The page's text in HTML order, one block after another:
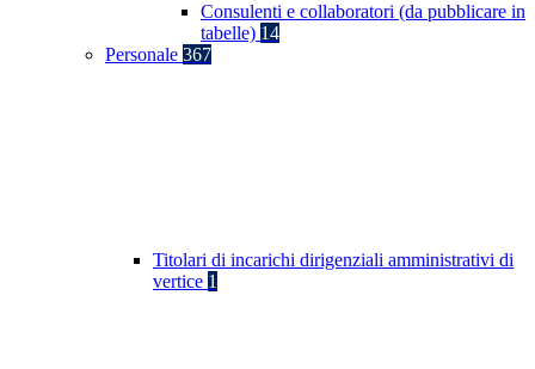
Consulenti e collaboratori (da pubblicare in
tabelle) 14
Personale 367
Titolari di incarichi dirigenziali amministrativi di
vertice 1